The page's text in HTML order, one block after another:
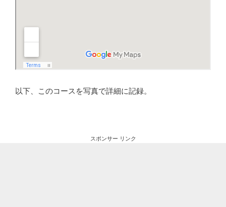
以下、このコースを写真で詳細に記録。
スポンサー リンク